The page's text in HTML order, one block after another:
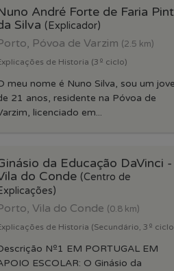
André Forte de Faria
Silva (Explicador)
Póvoa de Varzim (2.5 km)
de Historia (3º ciclo)
meu nome é Nuno Silva, sou um
21 anos, residente na Póvoa de
licenciado em...
da Educação DaVinci -
do Conde (Centro de
Vila do Conde (0.8 km)
de Historia (Secundário, 3º
Nº1 EM PORTUGAL EM
ESCOLAR: O Ginásio da